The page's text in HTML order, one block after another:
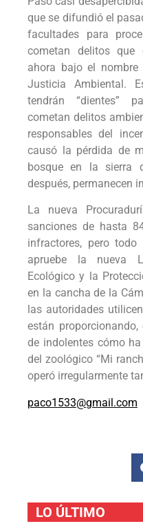
que se difundió el
facultades para
cometan delitos que
ahora bajo el nombre
Justicia Ambiental.
tendrán “dientes”
cometan delitos
responsables del
causó la pérdida de
bosque en la sierra
después, permanecen
La nueva
sanciones de hasta
infractores, pero
apruebe la nueva
Ecológico y la
en la cancha de la
las autoridades
están
de indolentes cómo
del zoológico “Mi
operó irregularmente
paco1533@gmail.com
LO ÚLTIMO